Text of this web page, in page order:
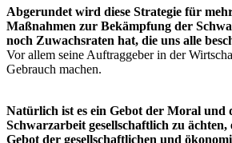
Abgerundet wird diese Strategie für
Maßnahmen zur Bekämpfung der
noch Zuwachsraten hat, die uns alle
Vor allem seine Auftraggeber in der
Gebrauch machen.
Natürlich ist es ein Gebot der Moral und
Schwarzarbeit gesellschaftlich zu ächten,
Gebot der gesellschaftlichen und